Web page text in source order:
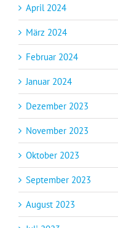
April 2024
März 2024
Februar 2024
Januar 2024
Dezember 2023
November 2023
Oktober 2023
September 2023
August 2023